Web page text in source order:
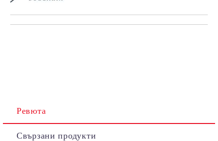
Ревюта
Свързани продукти